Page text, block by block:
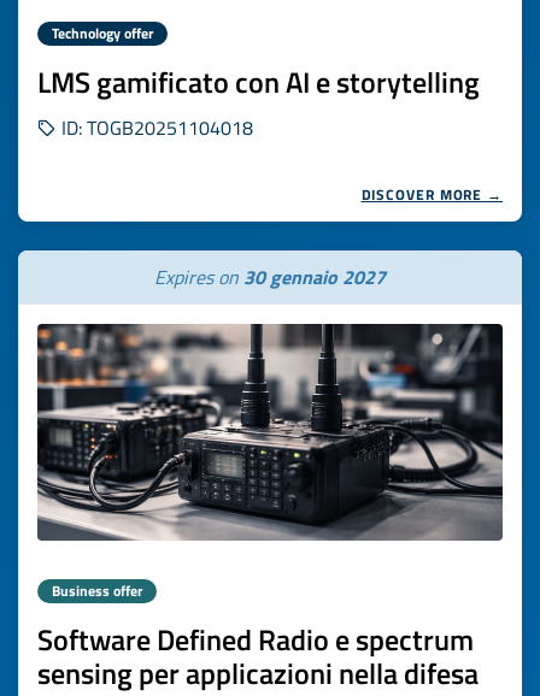
Technology offer
LMS gamificato con AI e storytelling
ID: TOGB20251104018
DISCOVER MORE →
Expires on 30 gennaio 2027
Business offer
Software Defined Radio e spectrum
sensing per applicazioni nella difesa